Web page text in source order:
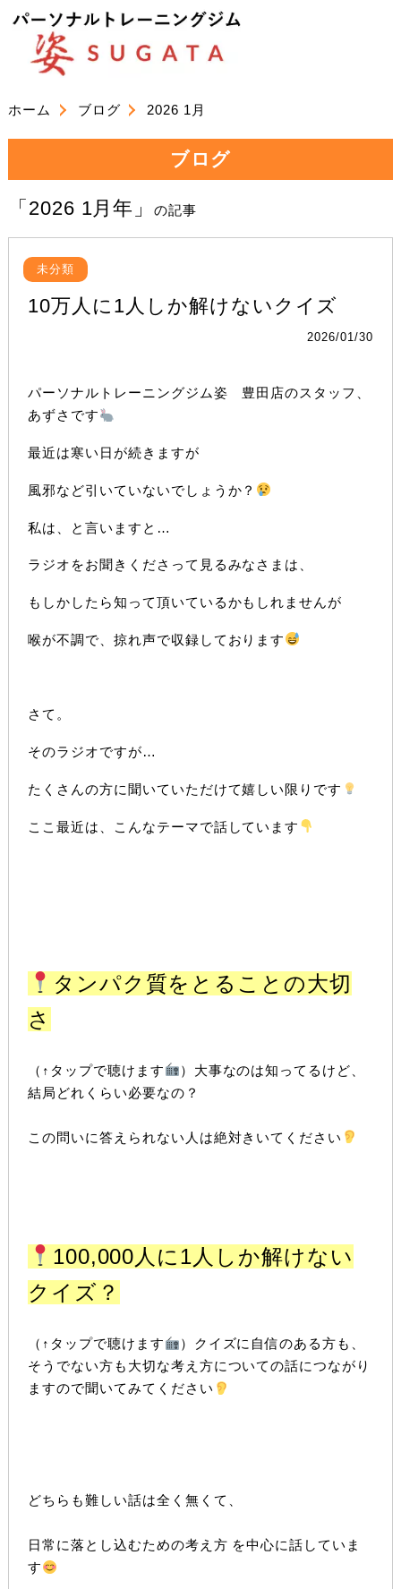
ホーム ブログ 2026 1月
ブログ
「2026 1月年」の記事
未分類
10万人に1人しか解けないクイズ
2026/01/30
パーソナルトレーニングジム姿 豊田店のスタッフ、
あずさです
最近は寒い日が続きますが
風邪など引いていないでしょうか？
私は、と言いますと…
ラジオをお聞きくださって見るみなさまは、
もしかしたら知って頂いているかもしれませんが
喉が不調で、掠れ声で収録しております
さて。
そのラジオですが…
たくさんの方に聞いていただけて嬉しい限りです
ここ最近は、こんなテーマで話しています
タンパク質をとることの大切
さ
（↑タップで聴けます
）大事なのは知ってるけど、
結局どれくらい必要なの？
この問いに答えられない人は絶対きいてください
100,000人に1人しか解けない
クイズ？
（↑タップで聴けます
）クイズに自信のある方も、
そうでない方も大切な考え方についての話につながり
ますので聞いてみてください
どちらも難しい話は全く無くて、
日常に落とし込むための考え方 を中心に話していま
す